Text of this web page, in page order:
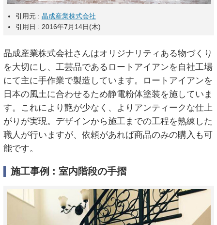
引用元 : 晶成産業株式会社
引用日 : 2016年7月14日(木)
晶成産業株式会社さんはオリジナリティある物づくり
を大切にし、工芸品であるロートアイアンを自社工場
にて主に手作業で製造しています。ロートアイアンを
日本の風土に合わせるため静電粉体塗装を施していま
す。これにより艶が少なく、よりアンティークな仕上
がりが実現。デザインから施工までの工程を熟練した
職人が行いますが、依頼があれば商品のみの購入も可
能です。
施工事例 : 室内階段の手摺